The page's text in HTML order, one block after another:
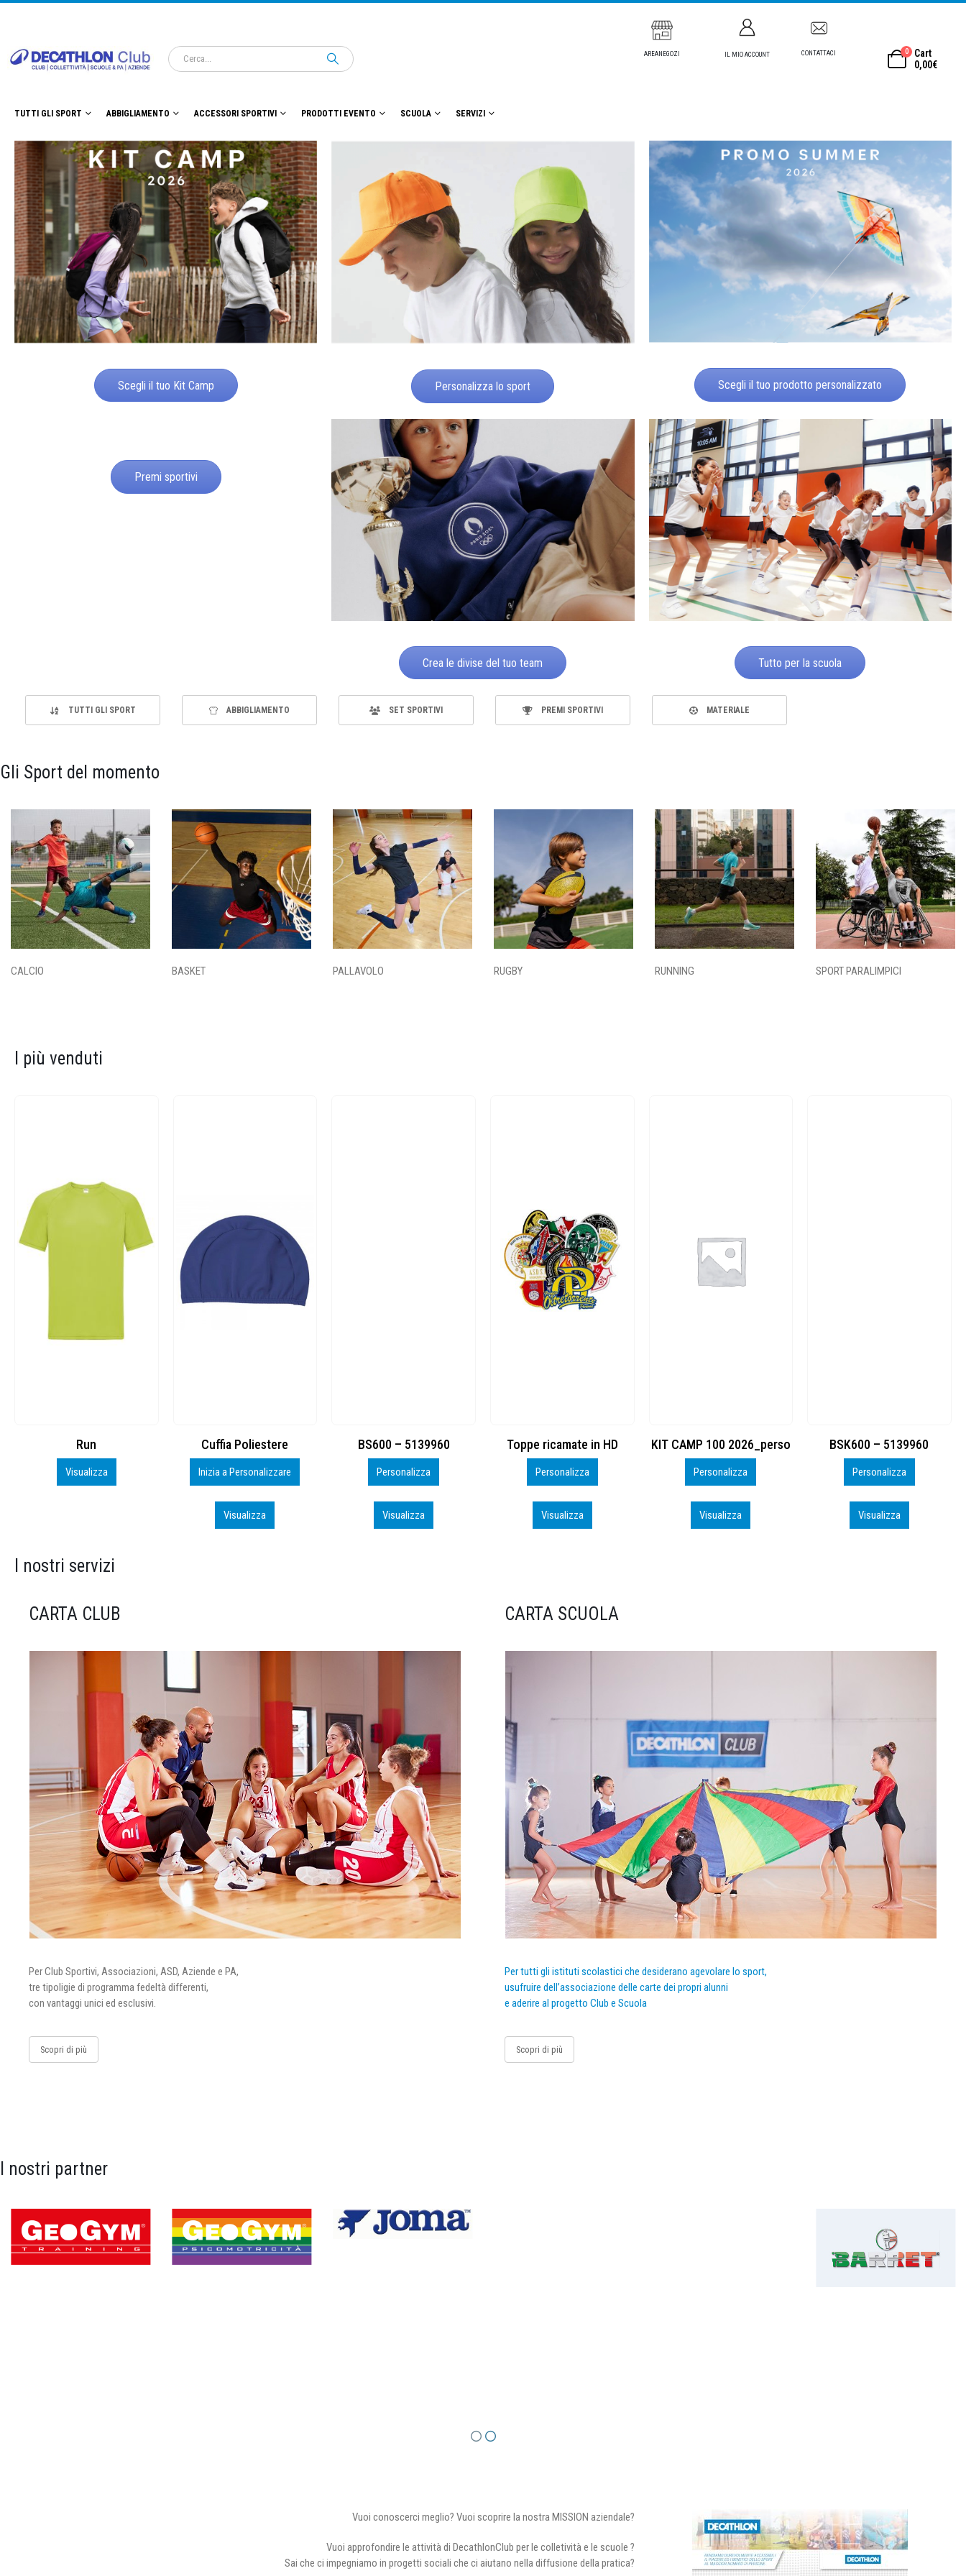
AREANEGOZI IL MIO ACCOUNT CONTATTACI 0
Cart
0,00€
TUTTI GLI SPORT ABBIGLIAMENTO ACCESSORI SPORTIVI PRODOTTI EVENTO SCUOLA SERVIZI
Scegli il tuo Kit Camp Personalizza lo sport Scegli il tuo prodotto personalizzato
Premi sportivi
Crea le divise del tuo team Tutto per la scuola
TUTTI GLI SPORT ABBIGLIAMENTO SET SPORTIVI PREMI SPORTIVI MATERIALE
Gli Sport del momento
CALCIO BASKET PALLAVOLO RUGBY RUNNING SPORT PARALIMPICI
I più venduti
Cuffia Poliestere
Inizia a Personalizzare
BS600 – 5139960
Personalizza
Visualizza
Toppe ricamate in HD
Personalizza
Visualizza
KIT CAMP 100 2026_perso
Personalizza
Visualizza
BSK600 – 5139960
Personalizza
Visualizza
DTF
Personalizza
Visualizza
I nostri servizi
CARTA CLUB
Per Club Sportivi, Associazioni, ASD, Aziende e PA,
tre tipoligie di programma fedeltà differenti,
con vantaggi unici ed esclusivi.
Scopri di più
CARTA SCUOLA
Per tutti gli istituti scolastici che desiderano agevolare lo sport,
usufruire dell’associazione delle carte dei propri alunni
e aderire al progetto Club e Scuola
Scopri di più
I nostri partner
Vuoi conoscerci meglio? Vuoi scoprire la nostra MISSION aziendale?
Vuoi approfondire le attività di DecathlonClub per le colletività e le scuole ?
Sai che ci impegniamo in progetti sociali che ci aiutano nella diffusione della pratica?